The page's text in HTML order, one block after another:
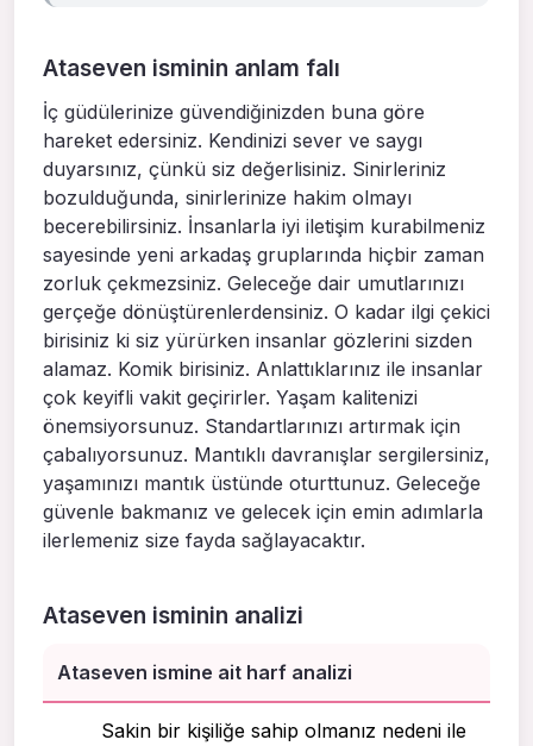
Ataseven isminin anlam falı
İç güdülerinize güvendiğinizden buna göre
hareket edersiniz. Kendinizi sever ve saygı
duyarsınız, çünkü siz değerlisiniz. Sinirleriniz
bozulduğunda, sinirlerinize hakim olmayı
becerebilirsiniz. İnsanlarla iyi iletişim kurabilmeniz
sayesinde yeni arkadaş gruplarında hiçbir zaman
zorluk çekmezsiniz. Geleceğe dair umutlarınızı
gerçeğe dönüştürenlerdensiniz. O kadar ilgi çekici
birisiniz ki siz yürürken insanlar gözlerini sizden
alamaz. Komik birisiniz. Anlattıklarınız ile insanlar
çok keyifli vakit geçirirler. Yaşam kalitenizi
önemsiyorsunuz. Standartlarınızı artırmak için
çabalıyorsunuz. Mantıklı davranışlar sergilersiniz,
yaşamınızı mantık üstünde oturttunuz. Geleceğe
güvenle bakmanız ve gelecek için emin adımlarla
ilerlemeniz size fayda sağlayacaktır.
Ataseven isminin analizi
Ataseven ismine ait harf analizi
Sakin bir kişiliğe sahip olmanız nedeni ile